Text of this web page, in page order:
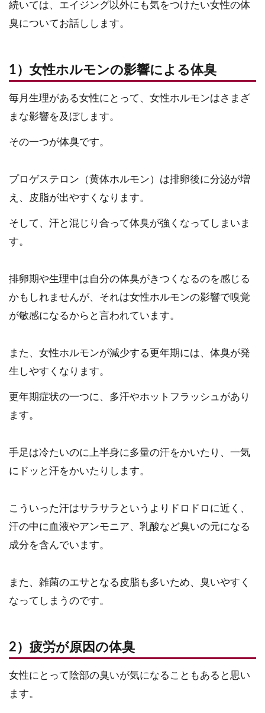
続いては、エイジング以外にも気をつけたい女性の体
臭についてお話しします。
1）女性ホルモンの影響による体臭
毎月生理がある女性にとって、女性ホルモンはさまざ
まな影響を及ぼします。
その一つが体臭です。
プロゲステロン（黄体ホルモン）は排卵後に分泌が増
え、皮脂が出やすくなります。
そして、汗と混じり合って体臭が強くなってしまいま
す。
排卵期や生理中は自分の体臭がきつくなるのを感じる
かもしれませんが、それは女性ホルモンの影響で嗅覚
が敏感になるからと言われています。
また、女性ホルモンが減少する更年期には、体臭が発
生しやすくなります。
更年期症状の一つに、多汗やホットフラッシュがあり
ます。
手足は冷たいのに上半身に多量の汗をかいたり、一気
にドッと汗をかいたりします。
こういった汗はサラサラというよりドロドロに近く、
汗の中に血液やアンモニア、乳酸など臭いの元になる
成分を含んでいます。
また、雑菌のエサとなる皮脂も多いため、臭いやすく
なってしまうのです。
2）疲労が原因の体臭
女性にとって陰部の臭いが気になることもあると思い
ます。